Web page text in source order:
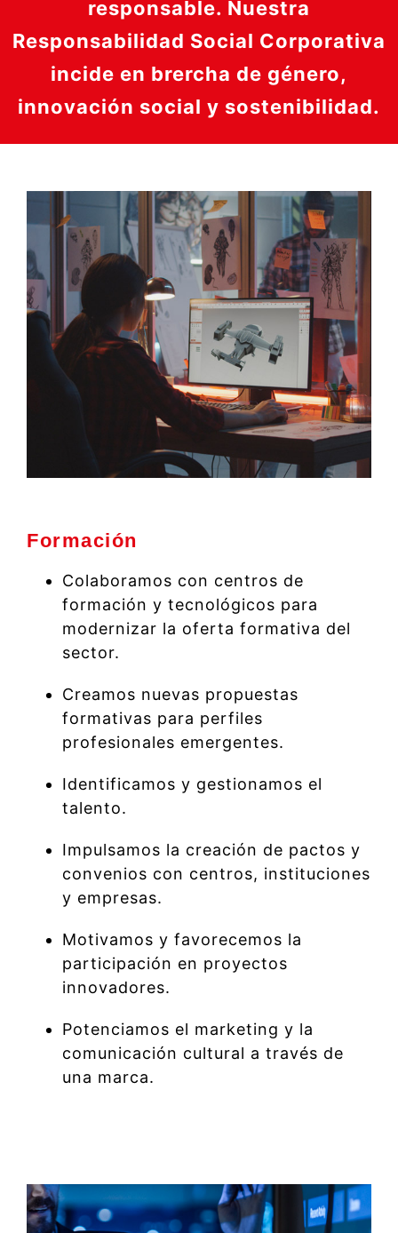
responsable. Nuestra
Responsabilidad Social Corporativa
incide en brercha de género,
innovación social y sostenibilidad.
Formación
Colaboramos con centros de
formación y tecnológicos para
modernizar la oferta formativa del
sector.
Creamos nuevas propuestas
formativas para perfiles
profesionales emergentes.
Identificamos y gestionamos el
talento.
Impulsamos la creación de pactos y
convenios con centros, instituciones
y empresas.
Motivamos y favorecemos la
participación en proyectos
innovadores.
Potenciamos el marketing y la
comunicación cultural a través de
una marca.